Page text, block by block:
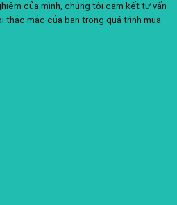
của mình, chúng tôi cam kết tư vấn
thắc mắc của bạn trong quá trình mua